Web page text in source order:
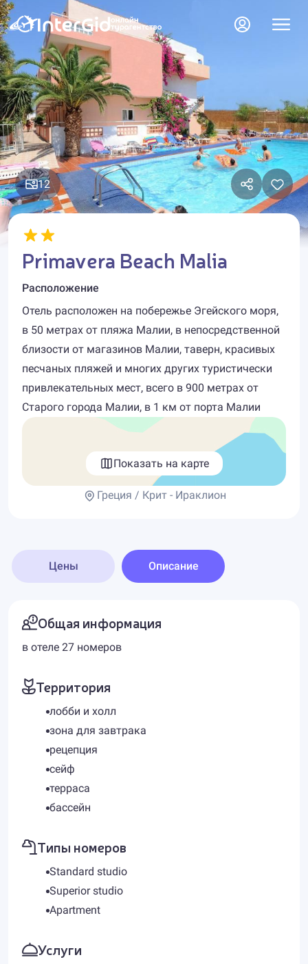
12
Primavera Beach Malia
Расположение
Отель расположен на побережье Эгейского моря,
в 50 метрах от пляжа Малии, в непосредственной
близости от магазинов Малии, таверн, красивых
песчаных пляжей и многих других туристически
привлекательных мест, всего в 900 метрах от
Старого города Малии, в 1 км от порта Малии
Показать на карте
Греция / Крит - Ираклион
Цены Описание
Общая информация
в отеле 27 номеров
Территория
лобби и холл
зона для завтрака
рецепция
сейф
терраса
бассейн
Типы номеров
Standard studio
Superior studio
Apartment
Услуги